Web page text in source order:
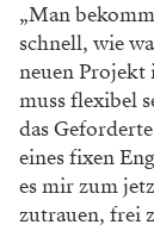
„Man
schnell, wie
neuen Projekt
muss flexibel
das
eines fixen
es mir zum
zutrauen, frei